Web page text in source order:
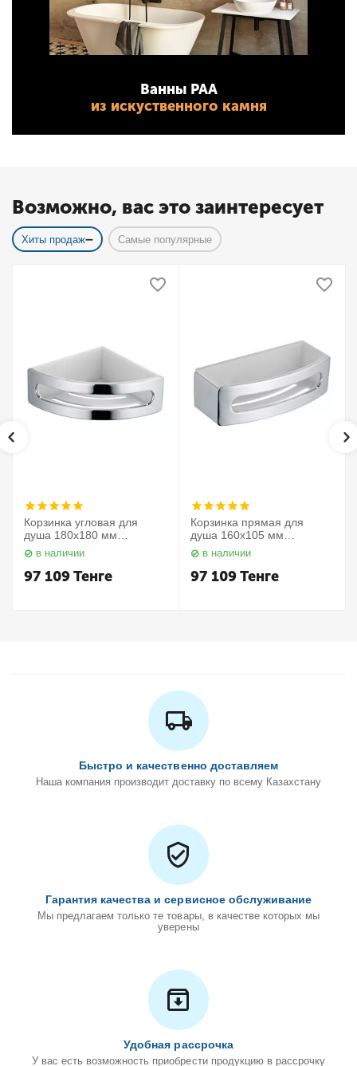
Ванны PAA
из искуственного камня
Возможно, вас это заинтересует
Хиты продаж Самые популярные
Корзинка угловая для
душа 180х180 мм
Elegance 11657010000
Keuco
в наличии
97 109Тенге
Корзинка прямая для
душа 160х105 мм
Elegance 11658010000
Keuco
в наличии
97 109Тенге
Быстро и качественно доставляем
Наша компания производит доставку по всему Казахстану
Гарантия качества и сервисное обслуживание
Мы предлагаем только те товары, в качестве которых мы
уверены
Удобная рассрочка
У вас есть возможность приобрести продукцию в рассрочку